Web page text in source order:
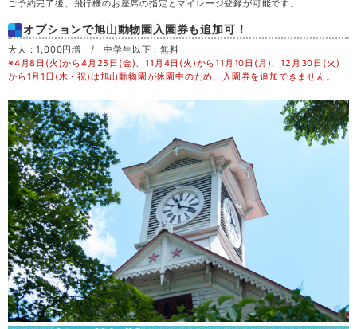
月 31
ご予約完了後、飛行機のお座席の指定とマイレージ登録が可能です。
オプションで旭山動物園入園券も追加可！
大人：1,000円増 / 中学生以下：無料
※4月8日(火)から4月25日(金)、11月4日(火)から11月10日(月)、12月30日(火)
から1月1日(木・祝)は旭山動物園が休園中のため、入園券を追加できません。